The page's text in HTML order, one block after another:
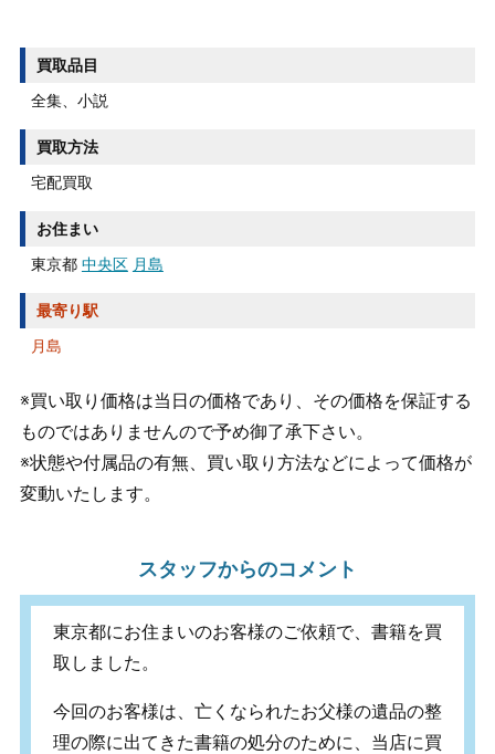
買取品目
全集、小説
買取方法
宅配買取
お住まい
東京都 中央区 月島
最寄り駅
月島
※買い取り価格は当日の価格であり、その価格を保証する
ものではありませんので予め御了承下さい。
※状態や付属品の有無、買い取り方法などによって価格が
変動いたします。
スタッフからのコメント
東京都にお住まいのお客様のご依頼で、書籍を買
取しました。
今回のお客様は、亡くなられたお父様の遺品の整
理の際に出てきた書籍の処分のために、当店に買